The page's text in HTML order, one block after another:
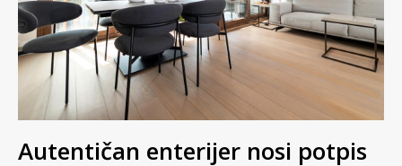
Autentičan enterijer nosi potpis